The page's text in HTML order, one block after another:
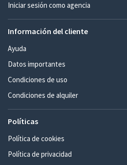
Iniciar sesión como agencia
Información del cliente
Ayuda
Datos importantes
Condiciones de uso
Condiciones de alquiler
Políticas
Política de cookies
Política de privacidad